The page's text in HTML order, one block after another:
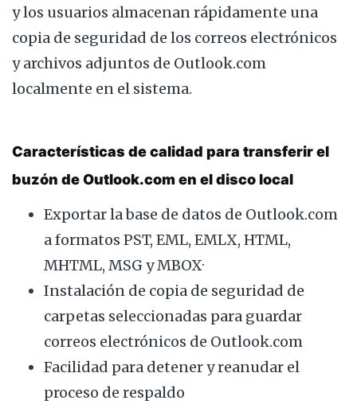
y los usuarios almacenan rápidamente una
copia de seguridad de los correos electrónicos
y archivos adjuntos de Outlook.com
localmente en el sistema.
Características de calidad para transferir el
buzón de Outlook.com en el disco local
Exportar la base de datos de Outlook.com
a formatos PST, EML, EMLX, HTML,
MHTML, MSG y MBOX·
Instalación de copia de seguridad de
carpetas seleccionadas para guardar
correos electrónicos de Outlook.com
Facilidad para detener y reanudar el
proceso de respaldo